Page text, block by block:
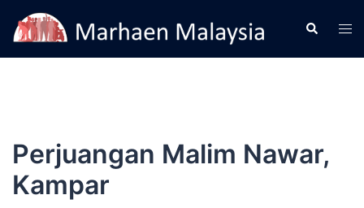
Perjuangan Malim Nawar,
Kampar